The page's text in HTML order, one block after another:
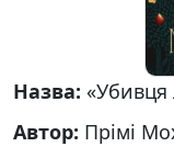
Назва: «Убивця
Автор: Прімі